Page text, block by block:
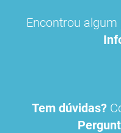
Encontrou
Tem dúvidas?